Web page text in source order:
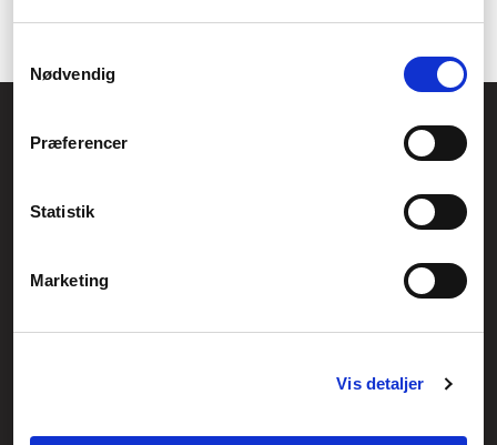
Nødvendig
Præferencer
Statistik
Marketing
Vis detaljer
CVR.: 26208637
Generelle henvendelser:
Service- og reklamationsafdelingen:
Kundecenter
Opret reklamation
Kontakt